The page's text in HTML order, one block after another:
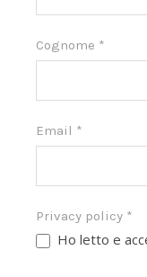
Cognome *
Email *
Privacy policy *
Ho letto e